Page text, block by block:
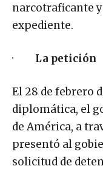
narcotraficante
expediente.
· La petición
El 28 de febrero
diplomática, el
de América, a
presentó al
solicitud de